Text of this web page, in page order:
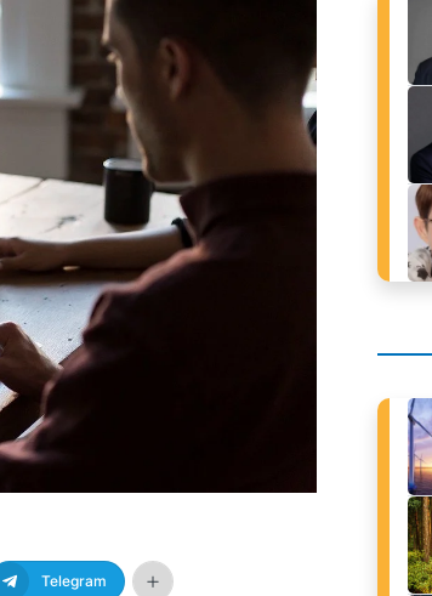
Telegram